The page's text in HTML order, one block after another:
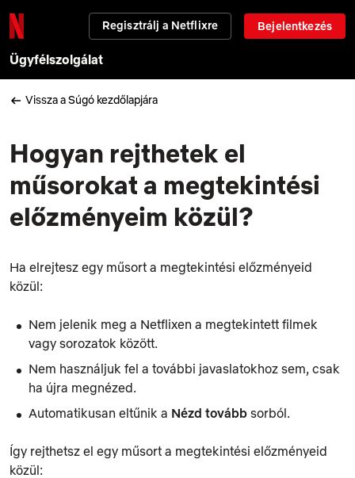
Regisztrálj a Netflixre Bejelentkezés
Ügyfélszolgálat
Vissza a Súgó kezdőlapjára
Hogyan rejthetek el
műsorokat a megtekintési
előzményeim közül?
Ha elrejtesz egy műsort a megtekintési előzményeid
közül:
Nem jelenik meg a Netflixen a megtekintett filmek
vagy sorozatok között.
Nem használjuk fel a további javaslatokhoz sem, csak
ha újra megnézed.
Automatikusan eltűnik a Nézd tovább sorból.
Így rejthetsz el egy műsort a megtekintési előzményeid
közül: